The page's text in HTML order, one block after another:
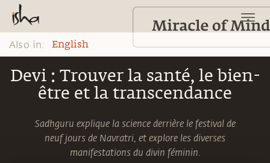
Devi : Trouver la santé, le bien-
être et la transcendance
Sadhguru explique la science derrière le festival de
neuf jours de Navratri, et explore les diverses
manifestations du divin féminin.
Also in: English